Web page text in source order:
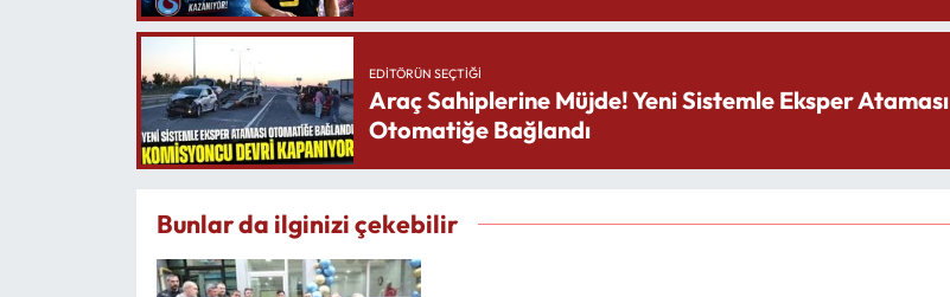
EDITÖRÜN SEÇTIĞI
Araç Sahiplerine Müjde! Yeni Sistemle Eksper Ataması
Otomatiğe Bağlandı
Bunlar da ilginizi çekebilir